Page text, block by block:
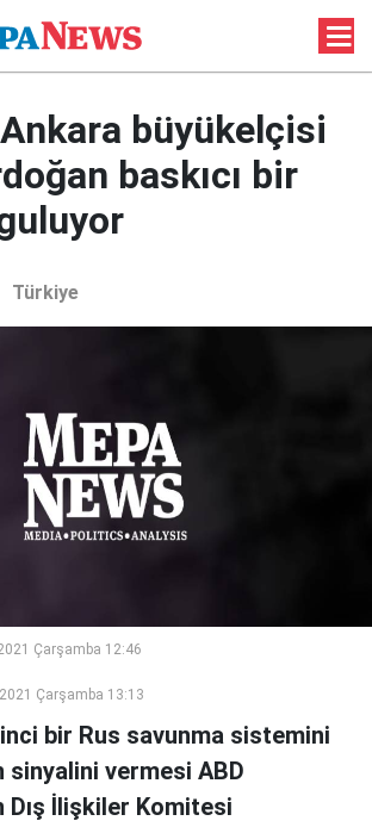
büyükelçisi
baskıcı bir
Türkiye
Çarşamba 12:46
Çarşamba 13:13
bir Rus savunma sistemini
sinyalini vermesi ABD
Dış İlişkiler Komitesi